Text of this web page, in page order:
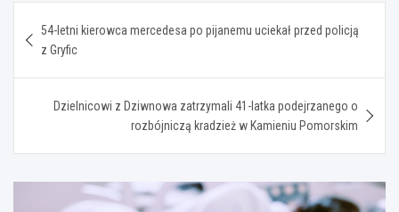
wpisu
54-letni kierowca mercedesa po pijanemu uciekał przed policją
z Gryfic
Dzielnicowi z Dziwnowa zatrzymali 41-latka podejrzanego o
rozbójniczą kradzież w Kamieniu Pomorskim